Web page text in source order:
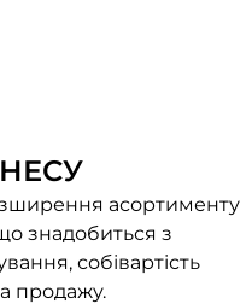
асортименту
знадобиться з
собівартість
продажу.